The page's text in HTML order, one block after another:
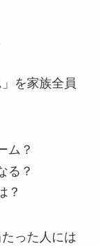
を家族全員
ム？
る？
？
った人には